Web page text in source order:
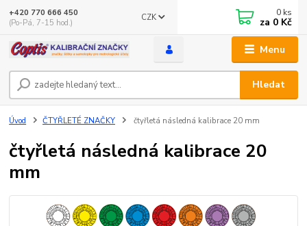
Menu
CZK
Hledat
+420 770 666 450
(Po-Pá, 7-15 hod.)
0 ks
za 0 Kč
Úvod ČTYŘLETÉ ZNAČKY čtyřletá následná kalibrace 20 mm
čtyřletá následná kalibrace 20
mm